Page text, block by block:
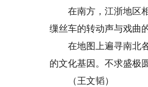
在南方，江浙地区相
缫丝车的转动声与戏曲
在地图上遍寻南北各
的文化基因。不求盛极
（王文韬）